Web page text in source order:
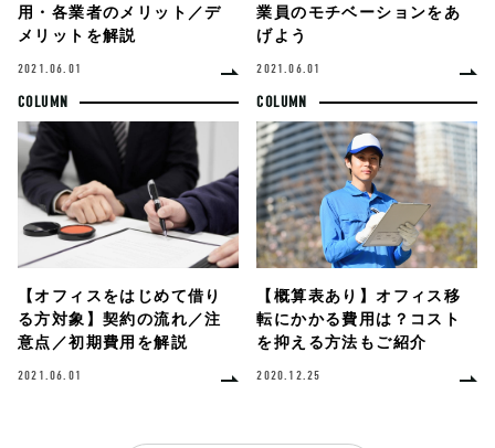
用・各業者のメリット／デ
メリットを解説
2021.06.01
業員のモチベーションをあ
げよう
2021.06.01
COLUMN
【オフィスをはじめて借り
る方対象】契約の流れ／注
意点／初期費用を解説
2021.06.01
COLUMN
【概算表あり】オフィス移
転にかかる費用は？コスト
を抑える方法もご紹介
2020.12.25